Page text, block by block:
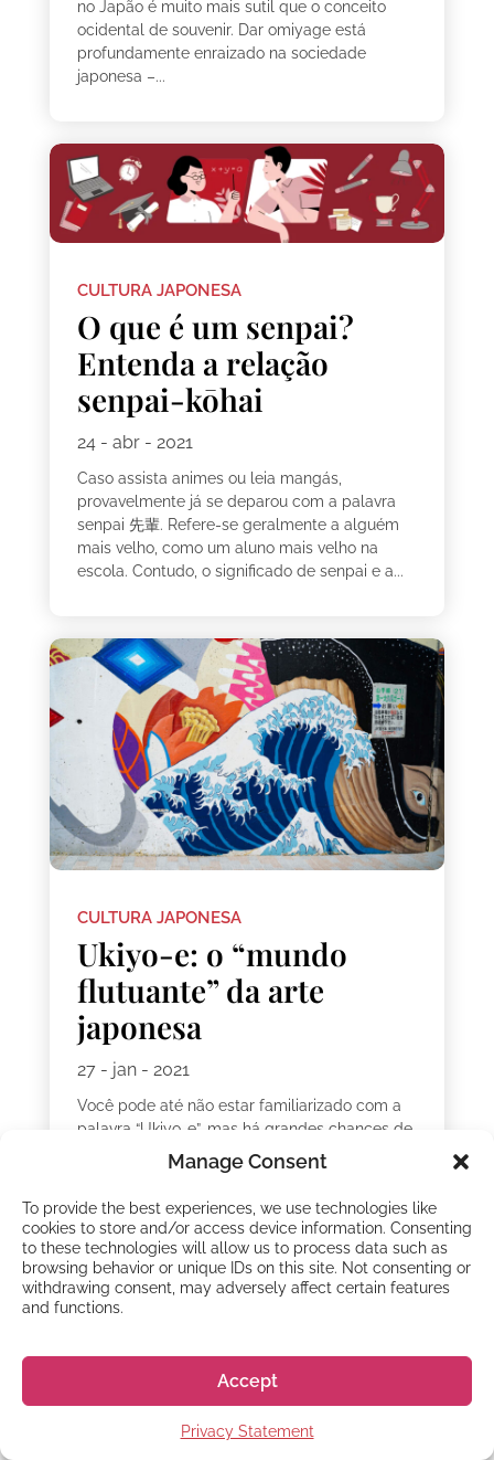
Manage Consent
To provide the best experiences, we use technologies like
cookies to store and/or access device information. Consenting
to these technologies will allow us to process data such as
browsing behavior or unique IDs on this site. Not consenting or
withdrawing consent, may adversely affect certain features
and functions.
Accept
Privacy Statement
no Japão é muito mais sutil que o conceito
ocidental de souvenir. Dar omiyage está
profundamente enraizado na sociedade
japonesa –...
CULTURA JAPONESA
O que é um senpai?
Entenda a relação
senpai-kōhai
24 - abr - 2021
Caso assista animes ou leia mangás,
provavelmente já se deparou com a palavra
senpai 先輩. Refere-se geralmente a alguém
mais velho, como um aluno mais velho na
escola. Contudo, o significado de senpai e a...
CULTURA JAPONESA
Ukiyo-e: o “mundo
flutuante” da arte
japonesa
27 - jan - 2021
Você pode até não estar familiarizado com a
palavra “Ukiyo-e”, mas há grandes chances de
ter visto a famosa Grande Onda de Kanagawa.
Esta bela peça foi criada por meio de
impressão em xilogravura e,...